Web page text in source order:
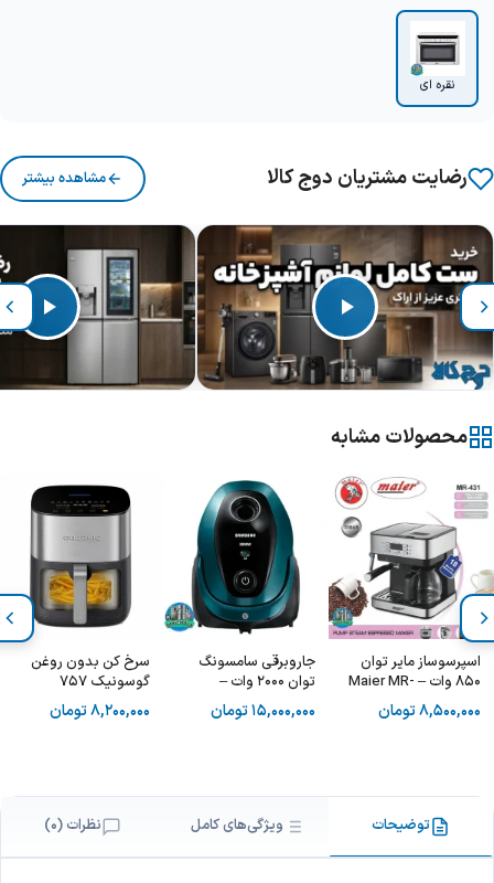
نقره ای
رضایت مشتریان دوج کالا مشاهده بیشتر
محصولات مشابه
اسپرسوساز مایر توان
850 وات – Maier MR-
8,500,000تومان
جاروبرقی سامسونگ
توان 2000 وات –
SAMSUNG SC20M2540JN
15,000,000تومان
سرخ کن بدون روغن
گوسونیک 757
8,200,000تومان
توضیحات ویژگی‌های کامل نظرات (0)